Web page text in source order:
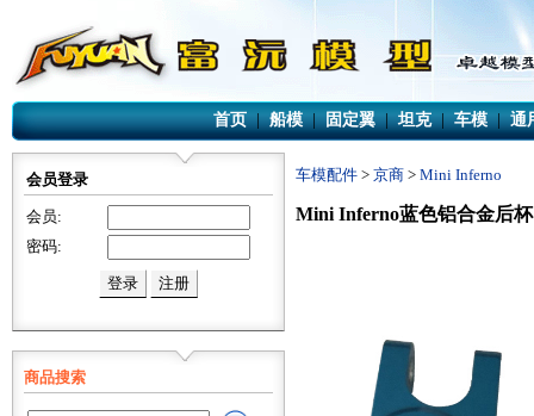
首页|船模|固定翼|坦克|车模 |通
会员登录
会员:
密码:
商品搜索
车模配件 > 京商 > Mini Inferno
Mini Inferno蓝色铝合金后杯